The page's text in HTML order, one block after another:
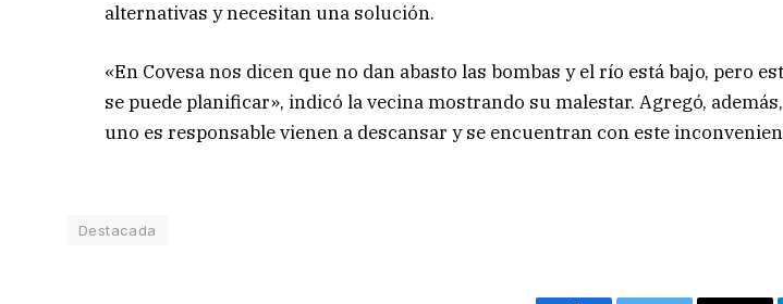
alternativas y necesitan una solución.
«En Covesa nos dicen que no dan abasto las bombas y el río está bajo, pero
se puede planificar», indicó la vecina mostrando su malestar. Agregó,
uno es responsable vienen a descansar y se encuentran con este
Destacada